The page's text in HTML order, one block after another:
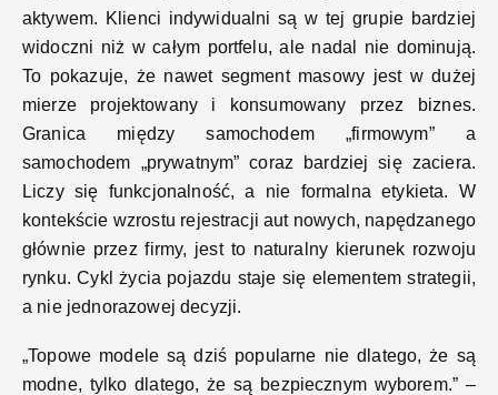
aktywem. Klienci indywidualni są w tej grupie bardziej
widoczni niż w całym portfelu, ale nadal nie dominują.
To pokazuje, że nawet segment masowy jest w dużej
mierze projektowany i konsumowany przez biznes.
Granica między samochodem „firmowym” a
samochodem „prywatnym” coraz bardziej się zaciera.
Liczy się funkcjonalność, a nie formalna etykieta. W
kontekście wzrostu rejestracji aut nowych, napędzanego
głównie przez firmy, jest to naturalny kierunek rozwoju
rynku. Cykl życia pojazdu staje się elementem strategii,
a nie jednorazowej decyzji.
„Topowe modele są dziś popularne nie dlatego, że są
modne, tylko dlatego, że są bezpiecznym wyborem.” –